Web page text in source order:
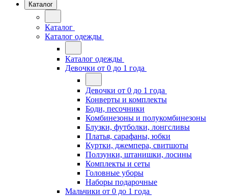
Каталог
Каталог
Каталог одежды
Каталог одежды
Девочки от 0 до 1 года
Девочки от 0 до 1 года
Конверты и комплекты
Боди, песочники
Комбинезоны и полукомбинезоны
Блузки, футболки, лонгсливы
Платья, сарафаны, юбки
Куртки, джемпера, свитшоты
Ползунки, штанишки, лосины
Комплекты и сеты
Головные уборы
Наборы подарочные
Мальчики от 0 до 1 года